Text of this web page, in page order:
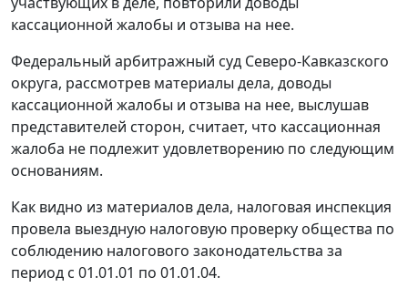
кассационной жалобы и отзыва на нее.
Федеральный арбитражный суд Северо-Кавказского
округа, рассмотрев материалы дела, доводы
кассационной жалобы и отзыва на нее, выслушав
представителей сторон, считает, что кассационная
жалоба не подлежит удовлетворению по следующим
основаниям.
Как видно из материалов дела, налоговая инспекция
провела выездную налоговую проверку общества по
соблюдению налогового законодательства за
период с 01.01.01 по 01.01.04.